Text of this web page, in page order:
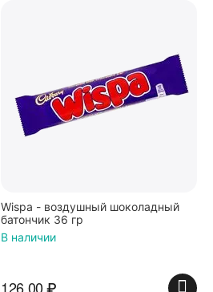
Wispa - воздушный шоколадный
батончик 36 гр
В наличии
126.00₽